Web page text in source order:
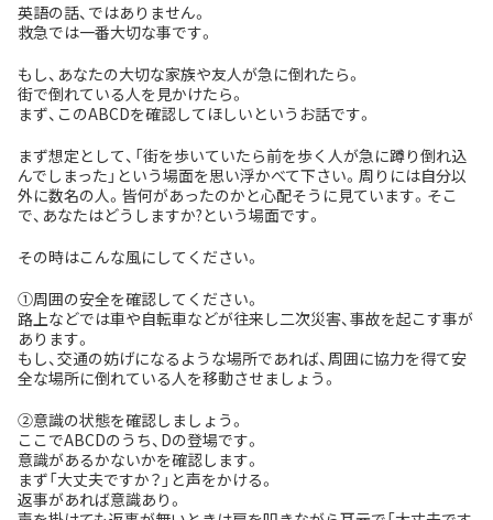
英語の話、ではありません。
救急では一番大切な事です。
もし、あなたの大切な家族や友人が急に倒れたら。
街で倒れている人を見かけたら。
まず、このABCDを確認してほしいというお話です。
まず想定として、「街を歩いていたら前を歩く人が急に蹲り倒れ込
んでしまった」という場面を思い浮かべて下さい。周りには自分以
外に数名の人。皆何があったのかと心配そうに見ています。そこ
で、あなたはどうしますか?という場面です。
その時はこんな風にしてください。
①周囲の安全を確認してください。
路上などでは車や自転車などが往来し二次災害、事故を起こす事が
あります。
もし、交通の妨げになるような場所であれば、周囲に協力を得て安
全な場所に倒れている人を移動させましょう。
②意識の状態を確認しましょう。
ここでABCDのうち、Dの登場です。
意識があるかないかを確認します。
まず「大丈夫ですか？」と声をかける。
返事があれば意識あり。